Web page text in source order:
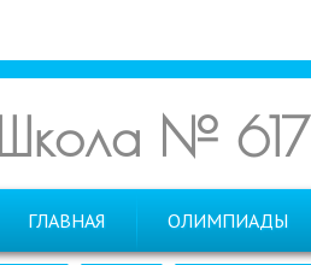
Школа № 617
ГЛАВНАЯ ОЛИМПИАДЫ